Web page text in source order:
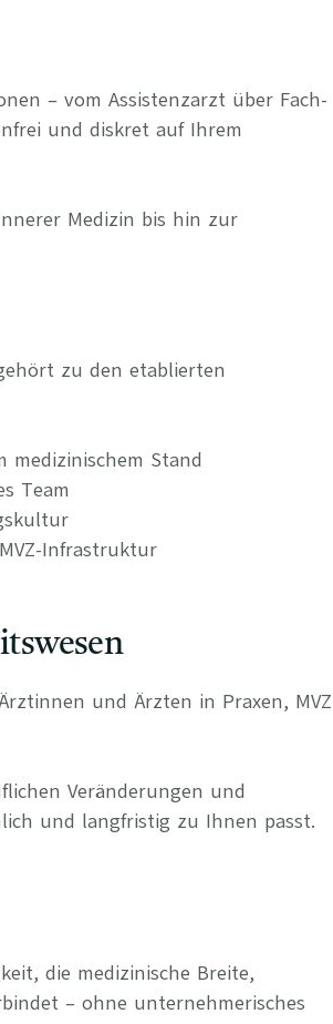
– vom Assistenzarzt über Fach-
und diskret auf Ihrem
Medizin bis hin zur
zu den etablierten
medizinischem Stand
Team
Infrastruktur
und Ärzten in Praxen, MVZ
Veränderungen und
und langfristig zu Ihnen passt.
die medizinische Breite,
– ohne unternehmerisches